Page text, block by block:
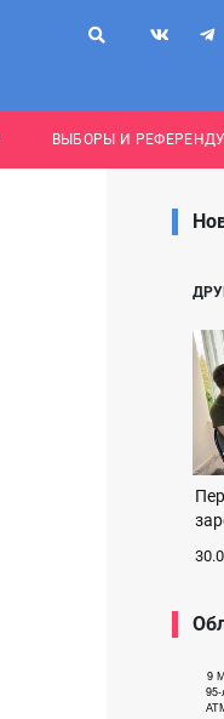
ВЫБОРЫ И
9
95-